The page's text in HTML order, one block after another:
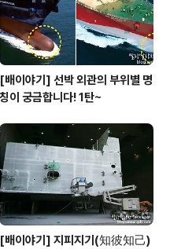
[배이야기] 선박 외관의 부위별 명
칭이 궁금합니다! 1탄~
[배이야기] 지피지기(知彼知己)